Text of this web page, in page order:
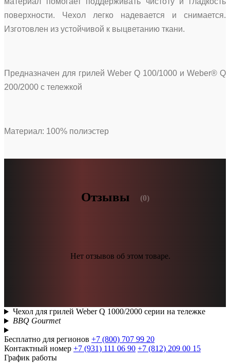
поверхности. Чехол легко надевается и снимается.
Изготовлен из устойчивой к выцветанию ткани.
Предназначен для грилей Weber Q 100/1000 и Weber® Q
200/2000 с тележкой
Материал: 100% полиэстер
Отзывы (0)
Нет отзывов об этом товаре.
Чехол для грилей Weber Q 1000/2000 серии на тележке
BBQ Gourmet
Бесплатно для регионов +7 (800) 707 99 20
Контактный номер +7 (931) 111 06 90 +7 (812) 209 00 15
График работы